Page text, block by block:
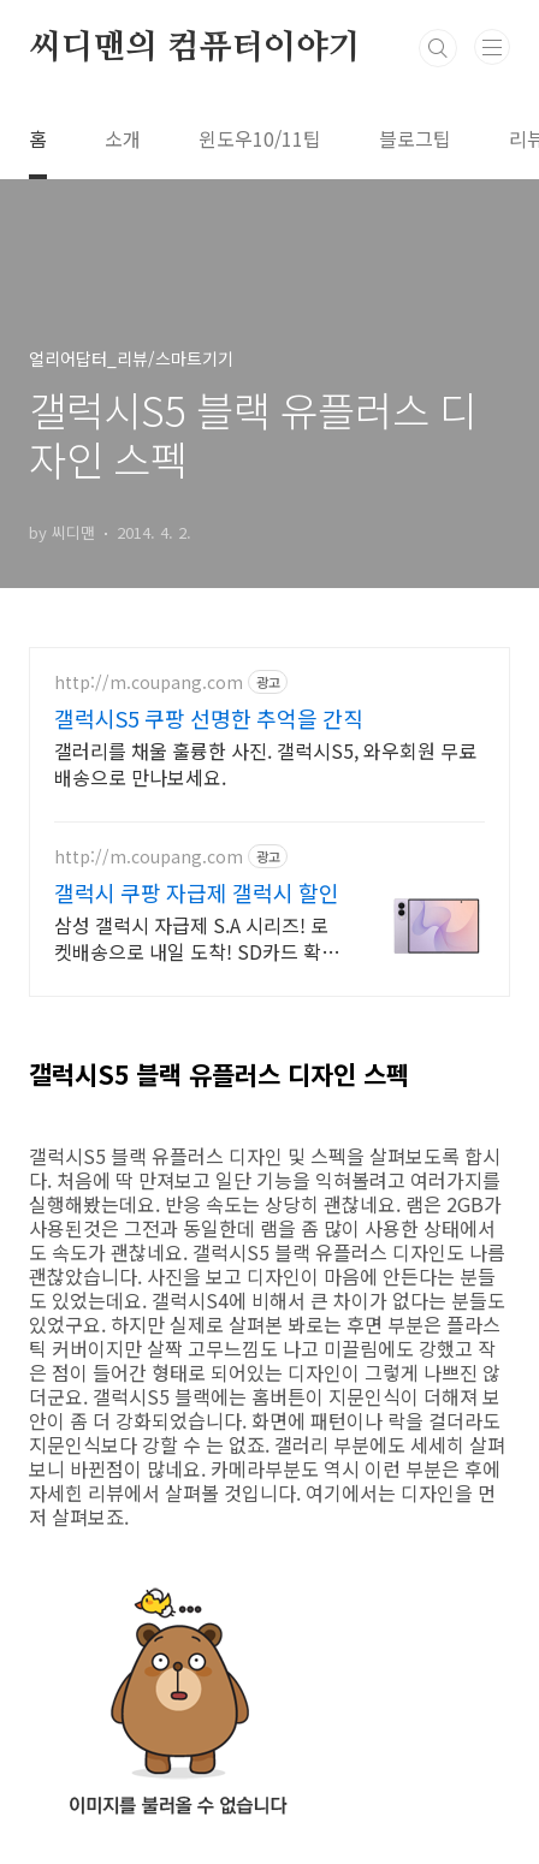
씨디맨의 컴퓨터이야기
홈 소개 윈도우10/11팁 블로그팁 리
얼리어답터_리뷰/스마트기기
갤럭시S5 블랙 유플러스 디
자인 스펙
by 씨디맨 2014. 4. 2.
http://m.coupang.com 광고
갤럭시S5 쿠팡 선명한 추억을 간직
갤러리를 채울 훌륭한 사진. 갤럭시S5, 와우회원 무료
배송으로 만나보세요.
http://m.coupang.com 광고
갤럭시 쿠팡 자급제 갤럭시 할인
삼성 갤럭시 자급제 S.A 시리즈! 로
켓배송으로 내일 도착! SD카드 확장
갤럭시S5 블랙 유플러스 디자인 스펙
갤럭시S5 블랙 유플러스 디자인 및 스펙을 살펴보도록 합시
다. 처음에 딱 만져보고 일단 기능을 익혀볼려고 여러가지를
실행해봤는데요. 반응 속도는 상당히 괜찮네요. 램은 2GB가
사용된것은 그전과 동일한데 램을 좀 많이 사용한 상태에서
도 속도가 괜찮네요. 갤럭시S5 블랙 유플러스 디자인도 나름
괜찮았습니다. 사진을 보고 디자인이 마음에 안든다는 분들
도 있었는데요. 갤럭시S4에 비해서 큰 차이가 없다는 분들도
있었구요. 하지만 실제로 살펴본 봐로는 후면 부분은 플라스
틱 커버이지만 살짝 고무느낌도 나고 미끌림에도 강했고 작
은 점이 들어간 형태로 되어있는 디자인이 그렇게 나쁘진 않
더군요. 갤럭시S5 블랙에는 홈버튼이 지문인식이 더해져 보
안이 좀 더 강화되었습니다. 화면에 패턴이나 락을 걸더라도
지문인식보다 강할 수 는 없죠. 갤러리 부분에도 세세히 살펴
보니 바뀐점이 많네요. 카메라부분도 역시 이런 부분은 후에
자세힌 리뷰에서 살펴볼 것입니다. 여기에서는 디자인을 먼
저 살펴보죠.